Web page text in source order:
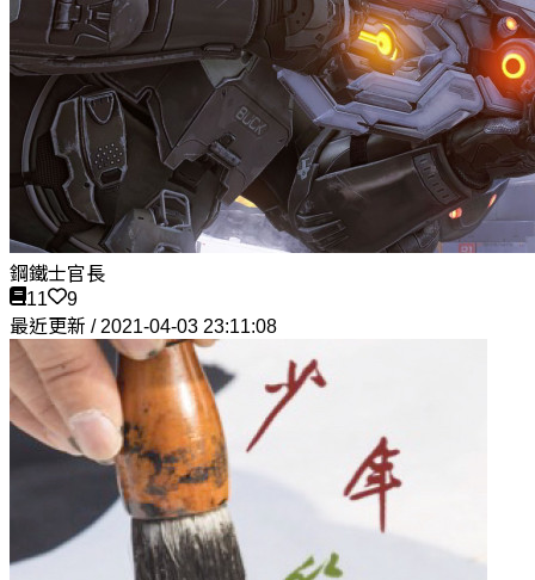
鋼鐵士官長
11
9
最近更新 / 2021-04-03 23:11:08